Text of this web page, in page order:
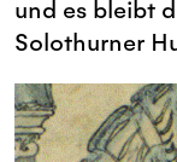
und es bleibt
Solothurner